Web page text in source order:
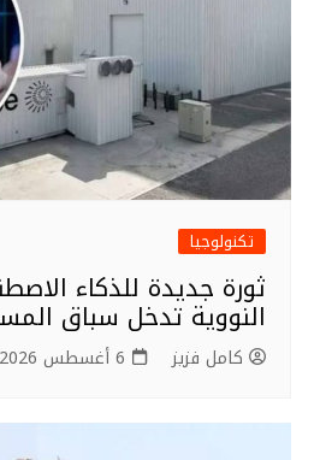
تكنولوجيا
ثورة جديدة للذكاء
النووية تدخل سباق
كامل فزيز 6 أغسطس 2026